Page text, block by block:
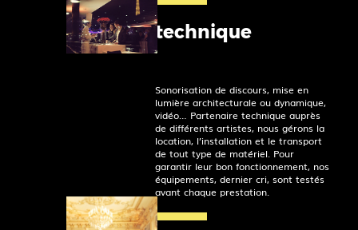
technique
Sonorisation de discours, mise en
lumière architecturale ou dynamique,
vidéo… Partenaire technique auprès
de différents artistes, nous gérons la
location, l’installation et le transport
de tout type de matériel. Pour
garantir leur bon fonctionnement, nos
équipements, dernier cri, sont testés
avant chaque prestation.